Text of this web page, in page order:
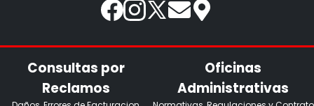
Consultas por
Reclamos
Oficinas
Administrativas